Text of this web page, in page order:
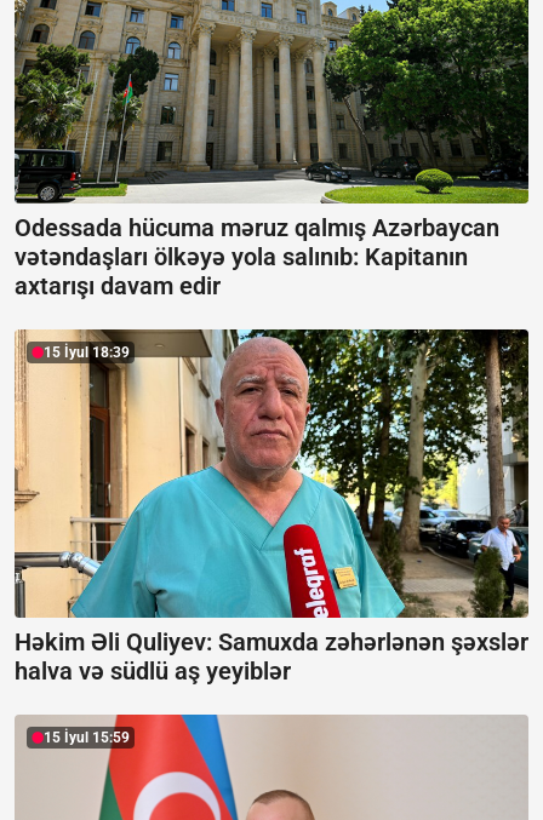
Odessada hücuma məruz qalmış Azərbaycan
vətəndaşları ölkəyə yola salınıb: Kapitanın
axtarışı davam edir
15 İyul 18:39
Həkim Əli Quliyev: Samuxda zəhərlənən şəxslər
halva və südlü aş yeyiblər
15 İyul 15:59